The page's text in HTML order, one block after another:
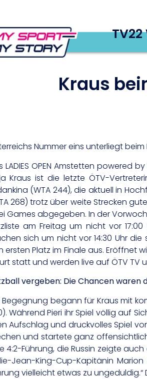
TV22
Kraus
Nummer eins unterliegt
LADIES OPEN Amstetten powered
Kraus ist die letzte ÖTV-
(WTA 244), die aktuell in
268) trotz über weite Strecken
Games abgegeben. In der
am Freitag um nicht vor
sich um nicht vor 14:30 Uhr die
ersten Platz im Finale aus. Eröffnet
statt und werden live auf ÖTV TV
vergeben: Die Chancen waren
Begegnung begann für Kraus mit
Während Pieri ihr Spiel völlig auf
Aufschlag und druckvolles Spiel
und startete ganz
4:2-Führung, die Russin zeigte
Jean-King-Cup-Kapitänin
vielleicht etwas zu